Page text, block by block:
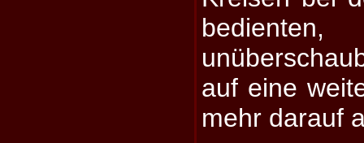
auf eine
mehr darauf